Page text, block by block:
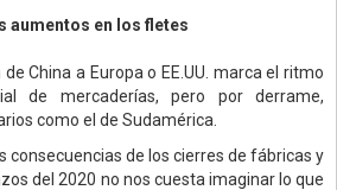
aumentos en los fletes
China a Europa o EE.UU. marca el ritmo
de mercaderías, pero por derrame,
como el de Sudamérica.
consecuencias de los cierres de fábricas y
del 2020 no nos cuesta imaginar lo que